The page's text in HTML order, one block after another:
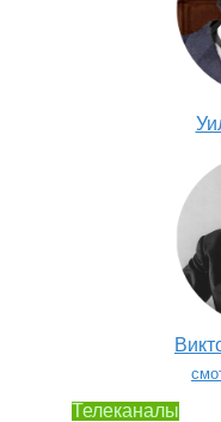
Телеканалы